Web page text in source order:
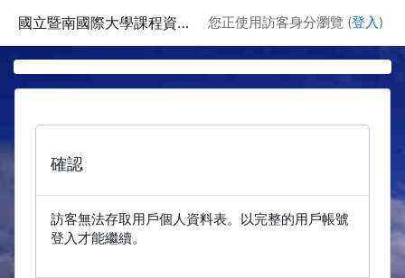
國立暨南國際大學課程資訊網 您正使用訪客身分瀏覽 (登入 )
確認
訪客無法存取用戶個人資料表。以完整的用戶帳號
登入才能繼續。